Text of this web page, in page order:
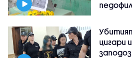
цигари